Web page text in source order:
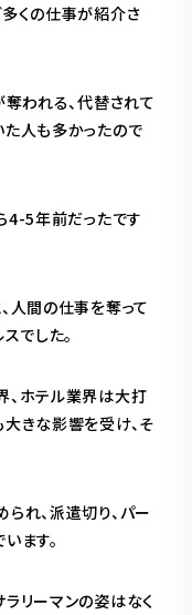
くの仕事が紹介さ
われる、代替されて
人も多かったので
4-5年前だったです
人間の仕事を奪って
でした。
、ホテル業界は大打
きな影響を受け、そ
れ、派遣切り、パー
ます。
リーマンの姿はなく